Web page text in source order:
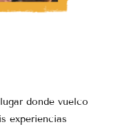
donde vuelco
experiencias